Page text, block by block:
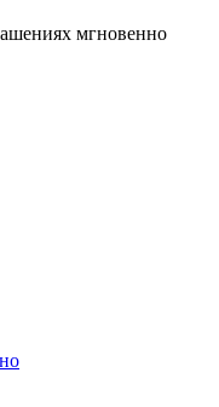
мгновенно